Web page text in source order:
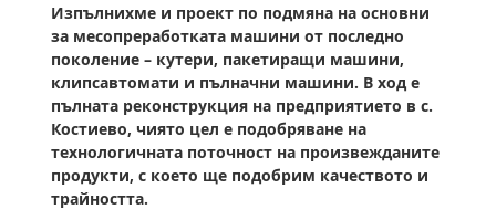
Изпълнихме и проект по подмяна на основни
за месопреработката машини от последно
поколение – кутери, пакетиращи машини,
клипсавтомати и пълначни машини. В ход е
пълната реконструкция на предприятието в с.
Костиево, чиято цел е подобряване на
технологичната поточност на произвежданите
продукти, с което ще подобрим качеството и
трайността.